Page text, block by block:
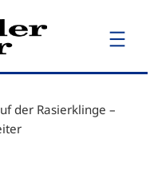
der Rasierklinge –